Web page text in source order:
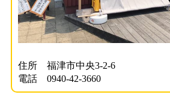
住所 福津市中央3-2-6
電話 0940-42-3660